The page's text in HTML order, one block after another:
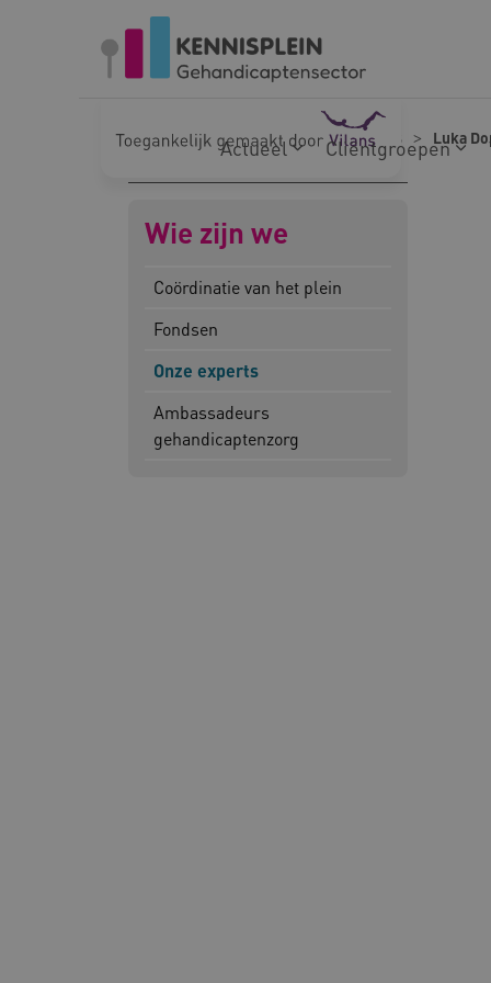
Naar hoofdinhoud
Actueel Cliëntgroepen
Home Wie zijn we Onze experts Luka
Wie zijn we
Coördinatie van het plein
Fondsen
Onze experts
Ambassadeurs
gehandicaptenzorg